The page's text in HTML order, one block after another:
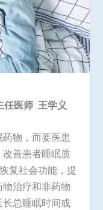
任医师 王学义
物，而要医患
善患者睡眠质
复社会功能，提
治疗和非药物
总睡眠时间或